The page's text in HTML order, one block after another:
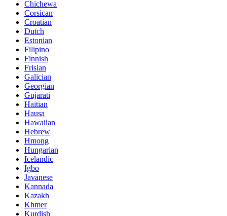
Chichewa
Corsican
Croatian
Dutch
Estonian
Filipino
Finnish
Frisian
Galician
Georgian
Gujarati
Haitian
Hausa
Hawaiian
Hebrew
Hmong
Hungarian
Icelandic
Igbo
Javanese
Kannada
Kazakh
Khmer
Kurdish